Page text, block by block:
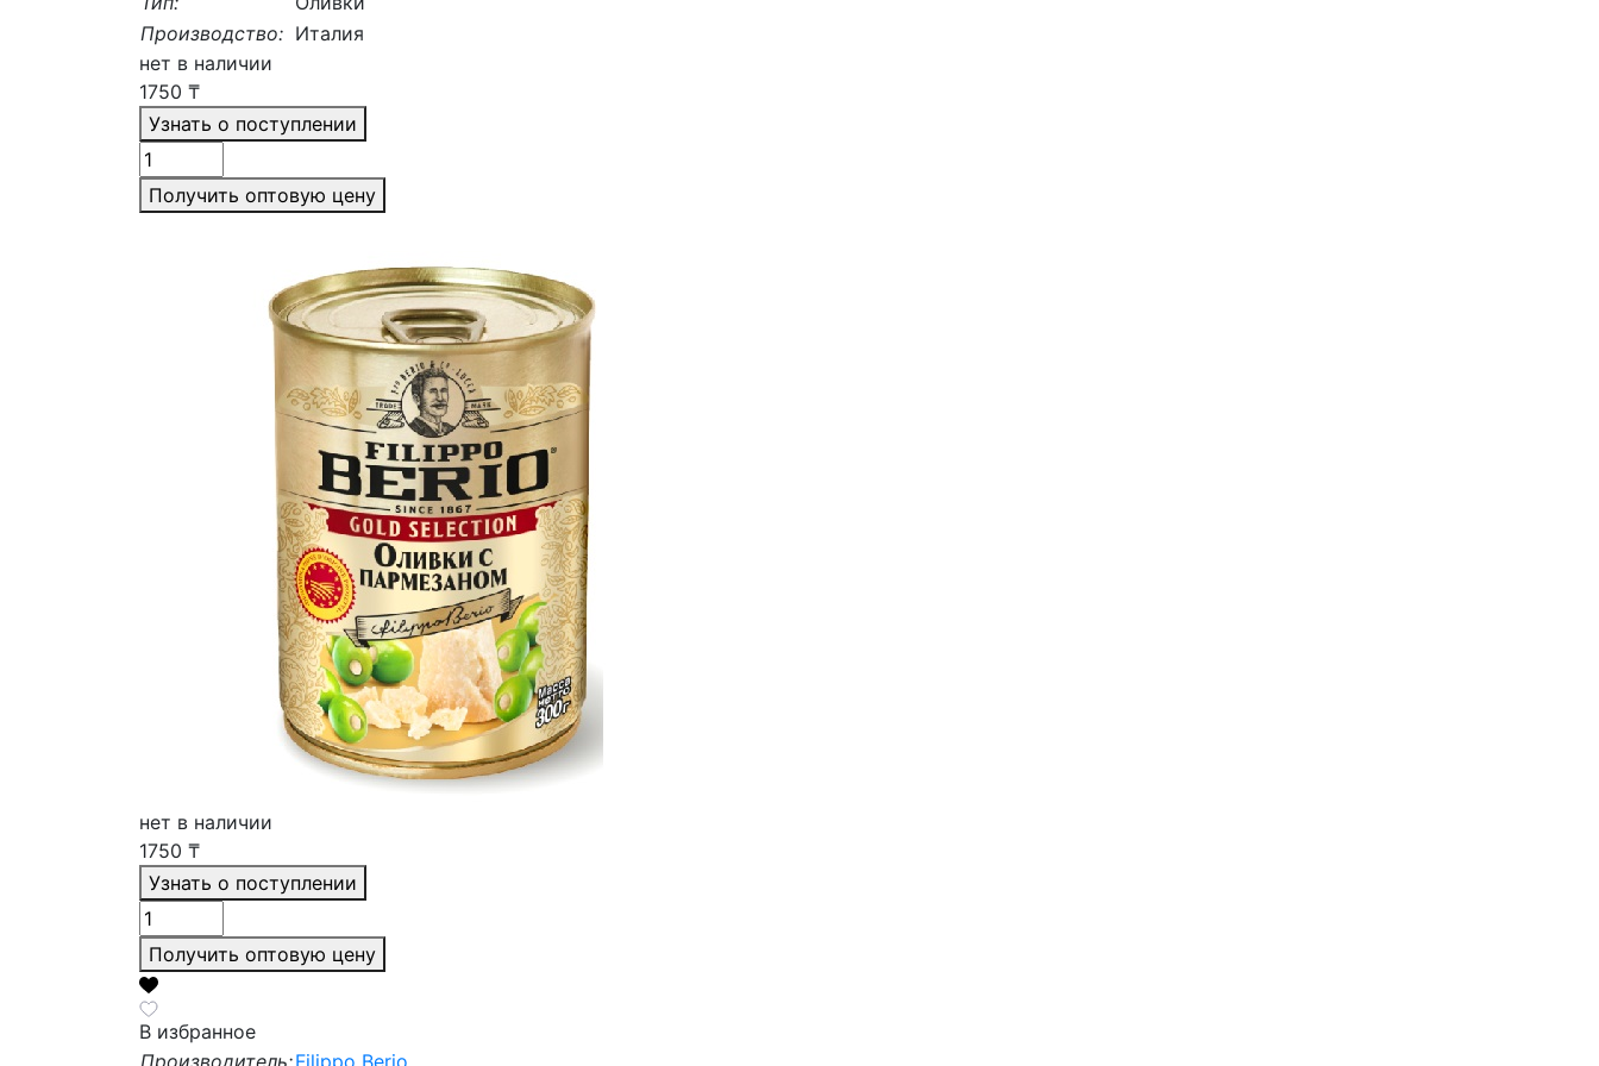
Производство: Италия
нет в наличии
1750 ₸
Узнать о поступлении
Получить оптовую цену
нет в наличии
1750 ₸
Узнать о поступлении
Получить оптовую цену
В избранное
Производитель:Filippo Berio